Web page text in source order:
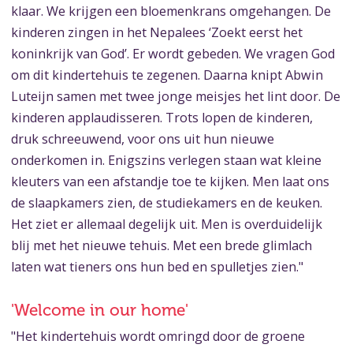
klaar. We krijgen een bloemenkrans omgehangen. De
kinderen zingen in het Nepalees ‘Zoekt eerst het
koninkrijk van God’. Er wordt gebeden. We vragen God
om dit kindertehuis te zegenen. Daarna knipt Abwin
Luteijn samen met twee jonge meisjes het lint door. De
kinderen applaudisseren. Trots lopen de kinderen,
druk schreeuwend, voor ons uit hun nieuwe
onderkomen in. Enigszins verlegen staan wat kleine
kleuters van een afstandje toe te kijken. Men laat ons
de slaapkamers zien, de studiekamers en de keuken.
Het ziet er allemaal degelijk uit. Men is overduidelijk
blij met het nieuwe tehuis. Met een brede glimlach
laten wat tieners ons hun bed en spulletjes zien."
'Welcome in our home'
"Het kindertehuis wordt omringd door de groene